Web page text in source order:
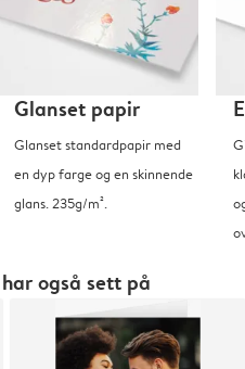
Glanset papir
Glanset standardpapir med
en dyp farge og en skinnende
glans. 235g/m².
også sett på